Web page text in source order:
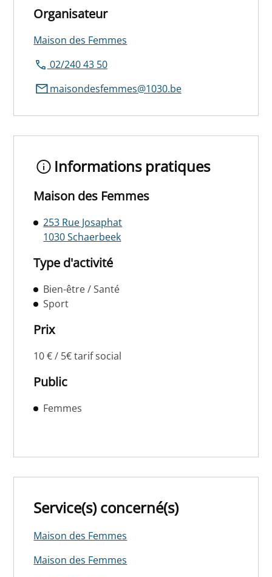
Organisateur
Maison des Femmes
02/240 43 50
maisondesfemmes@1030.be
Informations pratiques
Maison des Femmes
253 Rue Josaphat
1030 Schaerbeek
Type d'activité
Bien-être / Santé
Sport
Prix
10 € / 5€ tarif social
Public
Femmes
Service(s) concerné(s)
Maison des Femmes
Maison des Femmes